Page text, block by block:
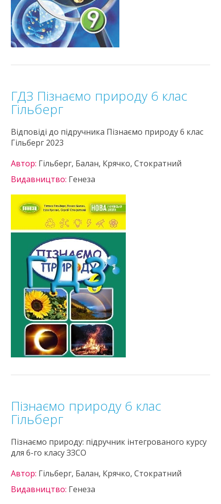
ГДЗ Пізнаємо природу 6 клас
Гільберг
Відповіді до підручника Пізнаємо природу 6 клас
Гільберг 2023
Автор: Гільберг, Балан, Крячко, Стократний
Видавництво: Генеза
Пізнаємо природу 6 клас
Гільберг
Пізнаємо природу: підручник інтегрованого курсу
для 6-го класу ЗЗСО
Автор: Гільберг, Балан, Крячко, Стократний
Видавництво: Генеза